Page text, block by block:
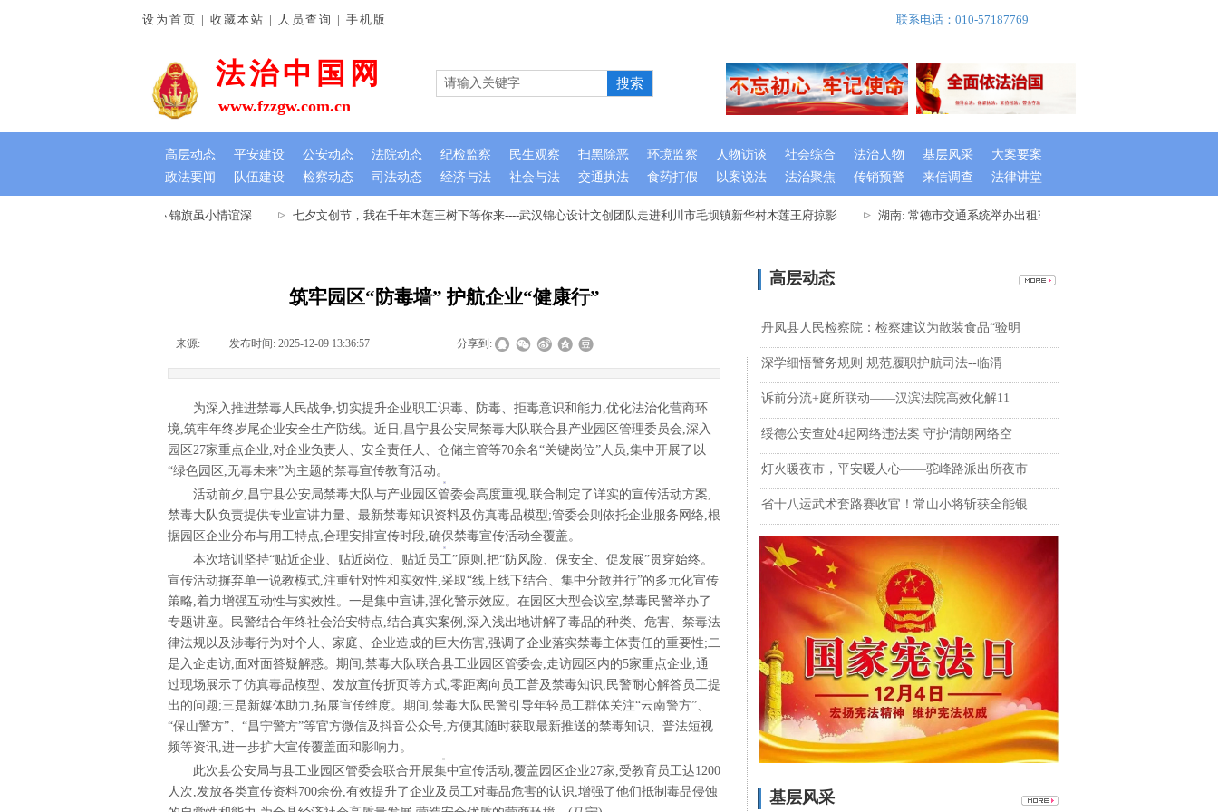
南通许法院：排忧解难暖民心 锦旗虽小情谊深 七夕文创节，我在千年木莲王树下等你来----武汉锦心设计文创团队走进利川市毛坝镇新华村木莲王府掠影 湖南: 常德市交通系统举办出租车驾驶员创文专题培训班
法治中国网
政法要闻 队伍建设 检察动态 司法动态 经济与法 社会与法 交通执法 食药打假 以案说法 法治聚焦 传销预警 来信调查 法律讲堂
设为首页 | 收藏本站 | 人员查询 | 手机版 联系电话：010-57187769
搜索
www.fzzgw.com.cn
高层动态 平安建设 公安动态 法院动态 纪检监察 民生观察 扫黑除恶 环境监察 人物访谈 社会综合 法治人物 基层风采 大案要案
高层动态
筑牢园区“防毒墙” 护航企业“健康行”
来源: 发布时间: 2025-12-09 13:36:57 分享到:
为深入推进禁毒人民战争,切实提升企业职工识毒、防毒、拒毒意识和能力,优化法治化营商环
境,筑牢年终岁尾企业安全生产防线。近日,昌宁县公安局禁毒大队联合县产业园区管理委员会,深入
园区27家重点企业,对企业负责人、安全责任人、仓储主管等70余名“关键岗位”人员,集中开展了以
“绿色园区,无毒未来”为主题的禁毒宣传教育活动。
活动前夕,昌宁县公安局禁毒大队与产业园区管委会高度重视,联合制定了详实的宣传活动方案,
禁毒大队负责提供专业宣讲力量、最新禁毒知识资料及仿真毒品模型;管委会则依托企业服务网络,根
据园区企业分布与用工特点,合理安排宣传时段,确保禁毒宣传活动全覆盖。
本次培训坚持“贴近企业、贴近岗位、贴近员工”原则,把“防风险、保安全、促发展”贯穿始终。
宣传活动摒弃单一说教模式,注重针对性和实效性,采取“线上线下结合、集中分散并行”的多元化宣传
策略,着力增强互动性与实效性。一是集中宣讲,强化警示效应。在园区大型会议室,禁毒民警举办了
专题讲座。民警结合年终社会治安特点,结合真实案例,深入浅出地讲解了毒品的种类、危害、禁毒法
律法规以及涉毒行为对个人、家庭、企业造成的巨大伤害,强调了企业落实禁毒主体责任的重要性;二
是入企走访,面对面答疑解惑。期间,禁毒大队联合县工业园区管委会,走访园区内的5家重点企业,通
过现场展示了仿真毒品模型、发放宣传折页等方式,零距离向员工普及禁毒知识,民警耐心解答员工提
出的问题;三是新媒体助力,拓展宣传维度。期间,禁毒大队民警引导年轻员工群体关注“云南警方”、
“保山警方”、“昌宁警方”等官方微信及抖音公众号,方便其随时获取最新推送的禁毒知识、普法短视
频等资讯,进一步扩大宣传覆盖面和影响力。
此次县公安局与县工业园区管委会联合开展集中宣传活动,覆盖园区企业27家,受教育员工达1200
人次,发放各类宣传资料700余份,有效提升了企业及员工对毒品危害的认识,增强了他们抵制毒品侵蚀
丹凤县人民检察院：检察建议为散装食品“验明
深学细悟警务规则 规范履职护航司法--临渭
诉前分流+庭所联动——汉滨法院高效化解11
绥德公安查处4起网络违法案 守护清朗网络空
灯火暖夜市，平安暖人心——驼峰路派出所夜市
省十八运武术套路赛收官！常山小将斩获全能银
基层风采